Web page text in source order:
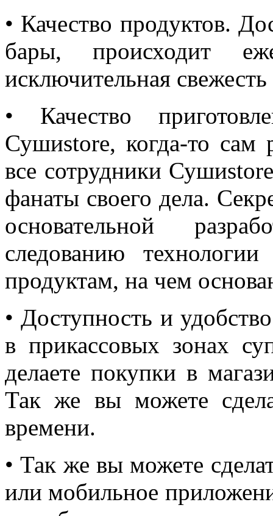
• Качество продуктов.
бары, происходит
исключительная
• Качество
Сушиstore, когда-то сам
все сотрудники
фанаты своего дела.
основательной
следованию
продуктам, на чем
• Доступность и
в прикассовых зонах
делаете покупки в
Так же вы можете
времени.
• Так же вы можете
или мобильное